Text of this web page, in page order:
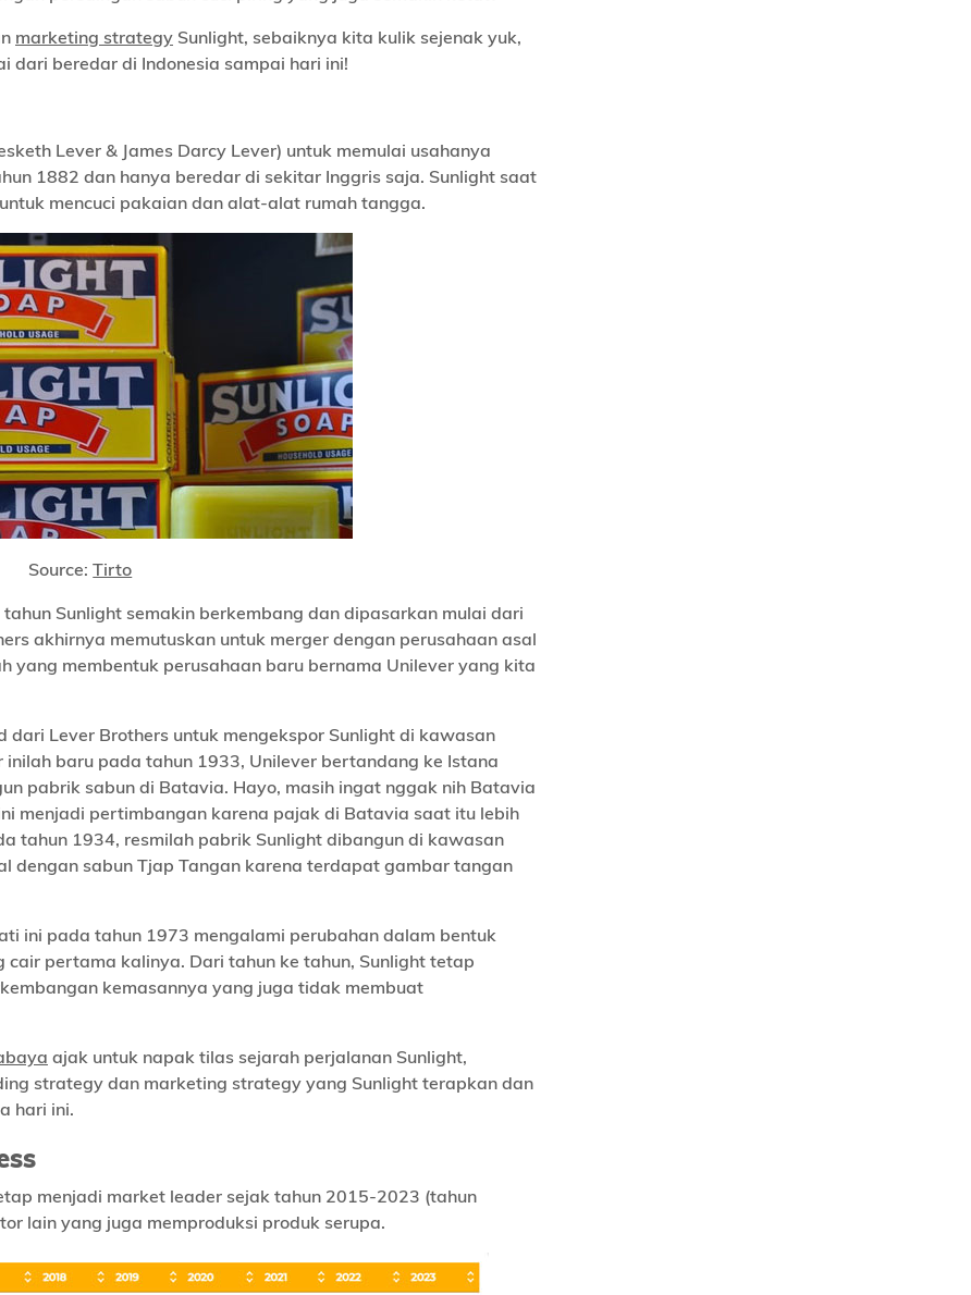
marketing strategy Sunlight, sebaiknya kita kulik sejenak yuk,
dari beredar di Indonesia sampai hari ini!
Lever & James Darcy Lever) untuk memulai usahanya
1882 dan hanya beredar di sekitar Inggris saja. Sunlight saat
mencuci pakaian dan alat-alat rumah tangga.
Source:Tirto
Sunlight semakin berkembang dan dipasarkan mulai dari
akhirnya memutuskan untuk merger dengan perusahaan asal
yang membentuk perusahaan baru bernama Unilever yang kita
Lever Brothers untuk mengekspor Sunlight di kawasan
baru pada tahun 1933, Unilever bertandang ke Istana
pabrik sabun di Batavia. Hayo, masih ingat nggak nih Batavia
menjadi pertimbangan karena pajak di Batavia saat itu lebih
tahun 1934, resmilah pabrik Sunlight dibangun di kawasan
dengan sabun Tjap Tangan karena terdapat gambar tangan
ini pada tahun 1973 mengalami perubahan dalam bentuk
pertama kalinya. Dari tahun ke tahun, Sunlight tetap
kemasannya yang juga tidak membuat
ajak untuk napak tilas sejarah perjalanan Sunlight,
strategy dan marketing strategy yang Sunlight terapkan dan
hari ini.
menjadi market leader sejak tahun 2015-2023 (tahun
lain yang juga memproduksi produk serupa.